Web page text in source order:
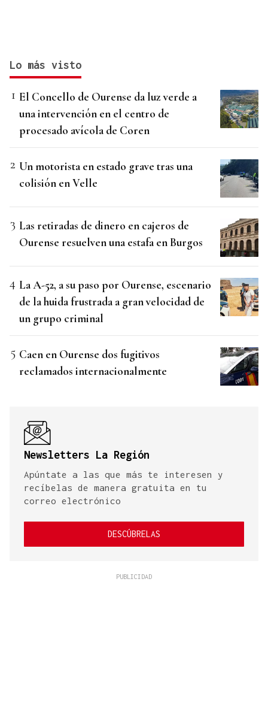
Lo más visto
El Concello de Ourense da luz verde a
una intervención en el centro de
procesado avícola de Coren
Un motorista en estado grave tras una
colisión en Velle
Las retiradas de dinero en cajeros de
Ourense resuelven una estafa en Burgos
La A-52, a su paso por Ourense, escenario
de la huida frustrada a gran velocidad de
un grupo criminal
Caen en Ourense dos fugitivos
reclamados internacionalmente
Newsletters La Región
Apúntate a las que más te interesen y
recíbelas de manera gratuita en tu
correo electrónico
DESCÚBRELAS